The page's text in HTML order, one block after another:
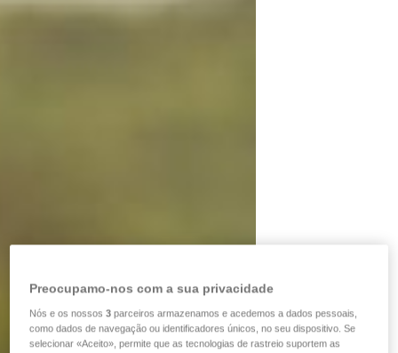
Preocupamo-nos com a sua privacidade
Nós e os nossos3 parceiros armazenamos e acedemos a dados pessoais,
como dados de navegação ou identificadores únicos, no seu dispositivo. Se
selecionar «Aceito», permite que as tecnologias de rastreio suportem as